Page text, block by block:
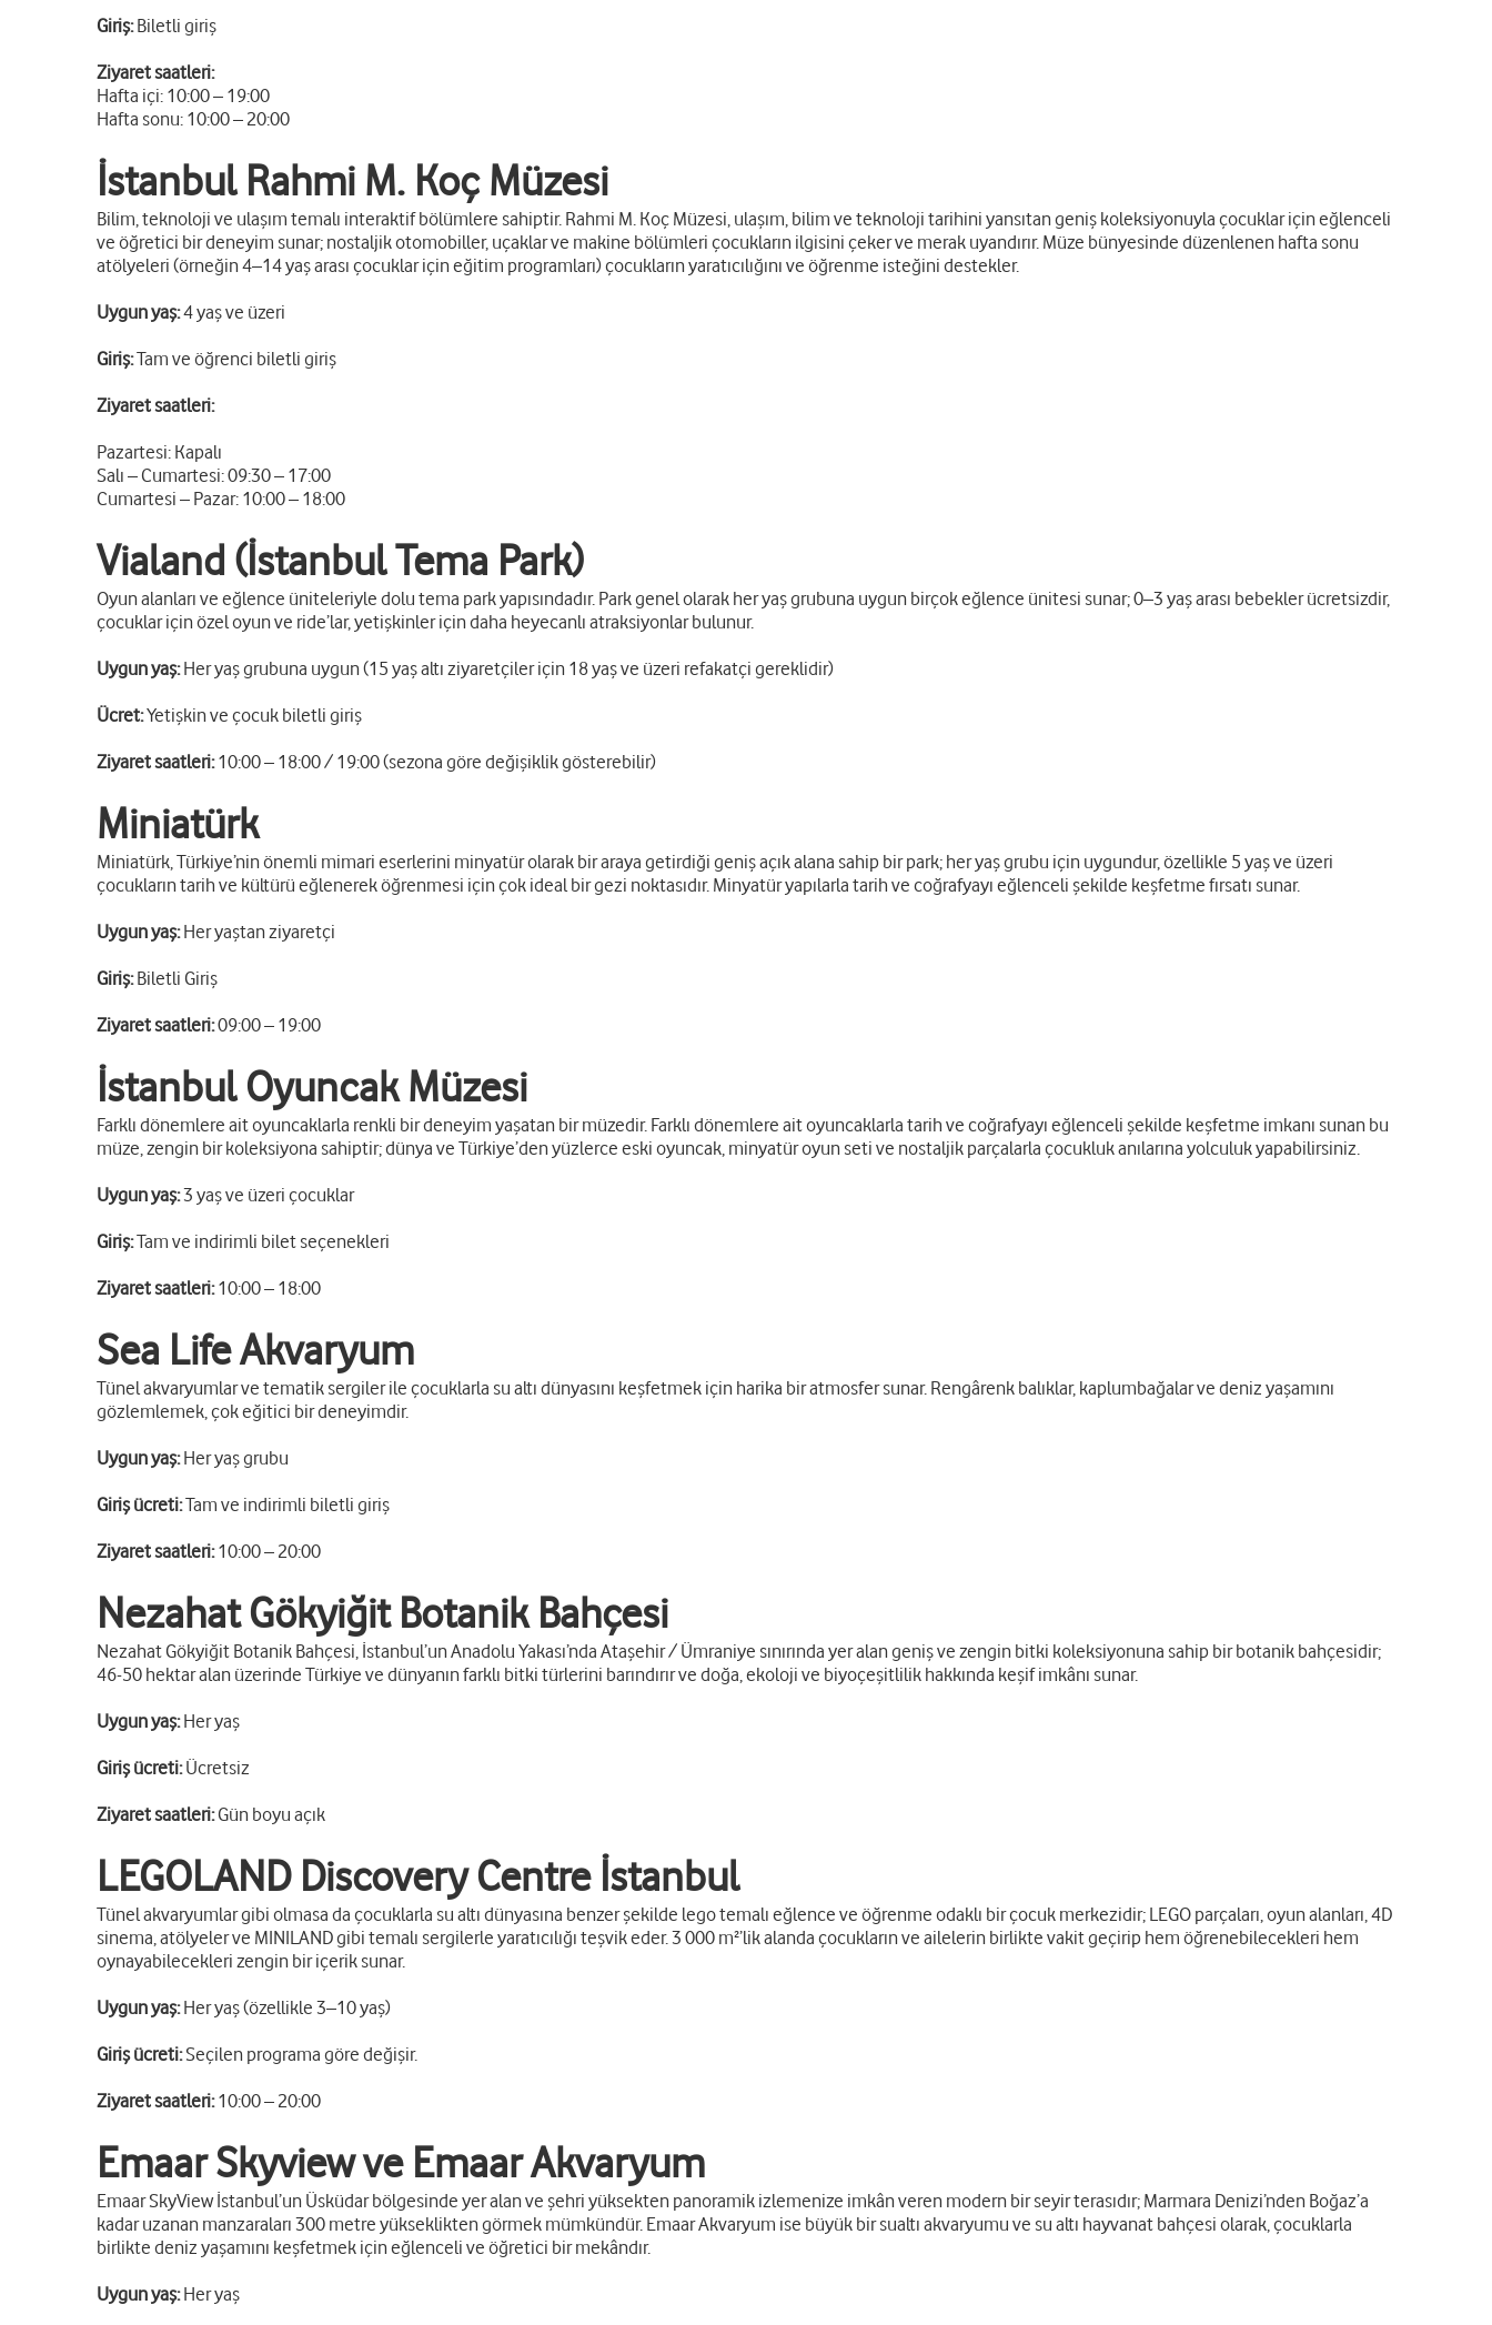
Giriş:Biletli giriş
Ziyaret saatleri:
Hafta içi: 10:00 – 19:00
Hafta sonu: 10:00 – 20:00
İstanbul Rahmi M. Koç Müzesi
Bilim, teknoloji ve ulaşım temalı interaktif bölümlere sahiptir. Rahmi M. Koç Müzesi, ulaşım, bilim ve teknoloji tarihini yansıtan geniş koleksiyonuyla çocuklar için eğlenceli
ve öğretici bir deneyim sunar; nostaljik otomobiller, uçaklar ve makine bölümleri çocukların ilgisini çeker ve merak uyandırır. Müze bünyesinde düzenlenen hafta sonu
atölyeleri (örneğin 4–14 yaş arası çocuklar için eğitim programları) çocukların yaratıcılığını ve öğrenme isteğini destekler.
Uygun yaş:4 yaş ve üzeri
Giriş:Tam ve öğrenci biletli giriş
Ziyaret saatleri:
Pazartesi: Kapalı
Salı – Cumartesi: 09:30 – 17:00
Cumartesi – Pazar: 10:00 – 18:00
Vialand (İstanbul Tema Park)
Oyun alanları ve eğlence üniteleriyle dolu tema park yapısındadır. Park genel olarak her yaş grubuna uygun birçok eğlence ünitesi sunar; 0–3 yaş arası bebekler ücretsizdir,
çocuklar için özel oyun ve ride’lar, yetişkinler için daha heyecanlı atraksiyonlar bulunur.
Uygun yaş:Her yaş grubuna uygun (15 yaş altı ziyaretçiler için 18 yaş ve üzeri refakatçi gereklidir)
Ücret:Yetişkin ve çocuk biletli giriş
Ziyaret saatleri:10:00 – 18:00 / 19:00 (sezona göre değişiklik gösterebilir)
Miniatürk
Miniatürk, Türkiye’nin önemli mimari eserlerini minyatür olarak bir araya getirdiği geniş açık alana sahip bir park; her yaş grubu için uygundur, özellikle 5 yaş ve üzeri
çocukların tarih ve kültürü eğlenerek öğrenmesi için çok ideal bir gezi noktasıdır. Minyatür yapılarla tarih ve coğrafyayı eğlenceli şekilde keşfetme fırsatı sunar.
Uygun yaş:Her yaştan ziyaretçi
Giriş:Biletli Giriş
Ziyaret saatleri:09:00 – 19:00
İstanbul Oyuncak Müzesi
Farklı dönemlere ait oyuncaklarla renkli bir deneyim yaşatan bir müzedir. Farklı dönemlere ait oyuncaklarla tarih ve coğrafyayı eğlenceli şekilde keşfetme imkanı sunan bu
müze, zengin bir koleksiyona sahiptir; dünya ve Türkiye’den yüzlerce eski oyuncak, minyatür oyun seti ve nostaljik parçalarla çocukluk anılarına yolculuk yapabilirsiniz.
Uygun yaş:3 yaş ve üzeri çocuklar
Giriş:Tam ve indirimli bilet seçenekleri
Ziyaret saatleri:10:00 – 18:00
Sea Life Akvaryum
Tünel akvaryumlar ve tematik sergiler ile çocuklarla su altı dünyasını keşfetmek için harika bir atmosfer sunar. Rengârenk balıklar, kaplumbağalar ve deniz yaşamını
gözlemlemek, çok eğitici bir deneyimdir.
Uygun yaş:Her yaş grubu
Giriş ücreti:Tam ve indirimli biletli giriş
Ziyaret saatleri:10:00 – 20:00
Nezahat Gökyiğit Botanik Bahçesi
Nezahat Gökyiğit Botanik Bahçesi, İstanbul’un Anadolu Yakası’nda Ataşehir / Ümraniye sınırında yer alan geniş ve zengin bitki koleksiyonuna sahip bir botanik bahçesidir;
46-50 hektar alan üzerinde Türkiye ve dünyanın farklı bitki türlerini barındırır ve doğa, ekoloji ve biyoçeşitlilik hakkında keşif imkânı sunar.
Uygun yaş:Her yaş
Giriş ücreti:Ücretsiz
Ziyaret saatleri:Gün boyu açık
LEGOLAND Discovery Centre İstanbul
Tünel akvaryumlar gibi olmasa da çocuklarla su altı dünyasına benzer şekilde lego temalı eğlence ve öğrenme odaklı bir çocuk merkezidir; LEGO parçaları, oyun alanları, 4D
sinema, atölyeler ve MINILAND gibi temalı sergilerle yaratıcılığı teşvik eder. 3 000 m²’lik alanda çocukların ve ailelerin birlikte vakit geçirip hem öğrenebilecekleri hem
oynayabilecekleri zengin bir içerik sunar.
Uygun yaş:Her yaş (özellikle 3–10 yaş)
Giriş ücreti:Seçilen programa göre değişir.
Ziyaret saatleri:10:00 – 20:00
Emaar Skyview ve Emaar Akvaryum
Emaar SkyView İstanbul’un Üsküdar bölgesinde yer alan ve şehri yüksekten panoramik izlemenize imkân veren modern bir seyir terasıdır; Marmara Denizi’nden Boğaz’a
kadar uzanan manzaraları 300 metre yükseklikten görmek mümkündür. Emaar Akvaryum ise büyük bir sualtı akvaryumu ve su altı hayvanat bahçesi olarak, çocuklarla
birlikte deniz yaşamını keşfetmek için eğlenceli ve öğretici bir mekândır.
Uygun yaş:Her yaş